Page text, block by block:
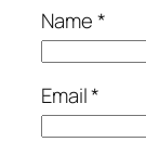
Name*
Email*